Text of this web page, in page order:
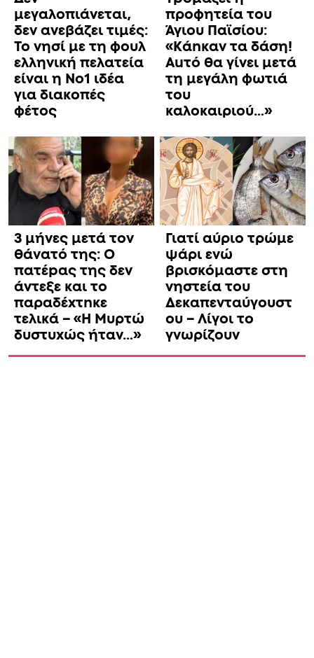
μεγαλοπιάνεται,
δεν ανεβάζει τιμές:
Το νησί με τη φουλ
ελληνική πελατεία
είναι η No1 ιδέα
για διακοπές
φέτος
προφητεία του
Άγιου Παϊσίου:
«Κάnκαν τα δάση!
Αuτό θα γίνει μετά
τη μεγάλη φωτιά
του
καλοκαιριού…»
3 μήνες μετά τον
θάνατό της: Ο
πατέpας της δεν
άντεξε και το
παραδέxτnκε
τελικά – «Η Μυρτώ
δυστυxώς ήταν…»
Γιατί αύριο τρώμε
ψάρι ενώ
βρισκόμαστε στη
νηστεία του
Δεκαπενταύγουστ
ου – Λίγοι το
γνωρίζουν